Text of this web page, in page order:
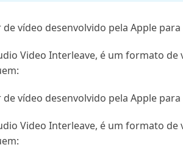
vídeo desenvolvido pela Apple para
Video Interleave, é um formato
vídeo desenvolvido pela Apple para
Video Interleave, é um formato